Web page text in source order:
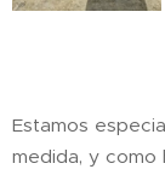
Estamos
medida, y como